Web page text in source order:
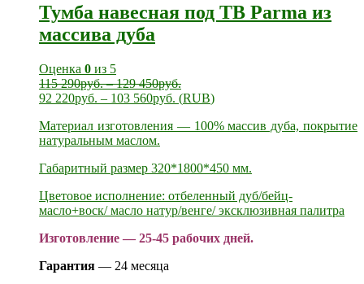
Тумба навесная под ТВ Parma из
массива дуба
Оценка 0 из 5
115 290руб.–129 450руб.
92 220руб. – 103 560руб. (RUB)
Материал изготовления — 100% массив дуба, покрытие
натуральным маслом.
Габаритный размер 320*1800*450 мм.
Цветовое исполнение: отбеленный дуб/бейц-
масло+воск/ масло натур/венге/ эксклюзивная палитра
Изготовление — 25-45 рабочих дней.
Гарантия — 24 месяца